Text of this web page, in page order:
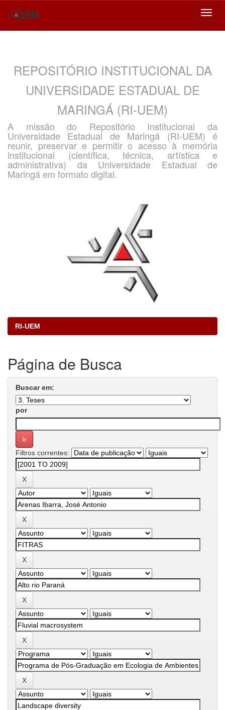
REPOSITÓRIO INSTITUCIONAL DA
UNIVERSIDADE ESTADUAL DE
MARINGÁ (RI-UEM)
A missão do Repositório Institucional da
Universidade Estadual de Maringá (RI-UEM) é
reunir, preservar e permitir o acesso à memória
institucional (científica, técnica, artística e
administrativa) da Universidade Estadual de
Maringá em formato digital.
RI-UEM
Página de Busca
Buscar em:
por
Filtros correntes: